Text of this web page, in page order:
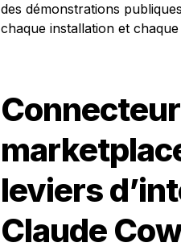
des démonstrations
chaque installation et
leviers
Claude